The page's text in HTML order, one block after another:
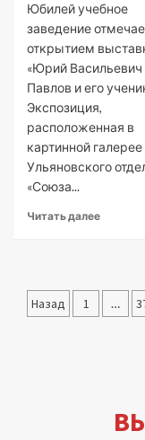
Юбилей учебное
заведение
открытием
«Юрий Васильевич
Павлов и его
Экспозиция,
расположенная в
картинной галерее
Ульяновского
«Союза...
Читать далее
Назад 1 …